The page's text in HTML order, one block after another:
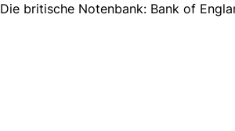
Die britische Notenbank: Bank of